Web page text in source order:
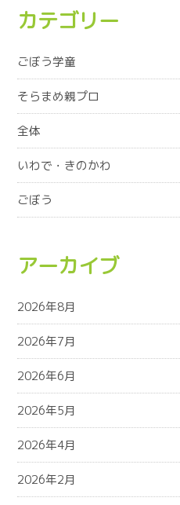
カテゴリー
ごぼう学童
そらまめ親プロ
全体
いわで・きのかわ
ごぼう
アーカイブ
2026年8月
2026年7月
2026年6月
2026年5月
2026年4月
2026年2月